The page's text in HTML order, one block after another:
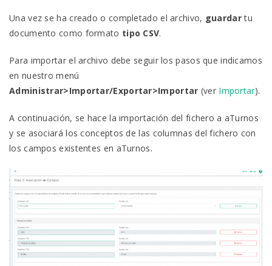
Una vez se ha creado o completado el archivo, guardartu
documento como formato tipo CSV.
Para importar el archivo debe seguir los pasos que indicamos
en nuestro menú
Administrar>Importar/Exportar>Importar (ver Importar).
A continuación, se hace la importación del fichero a aTurnos
y se asociará los conceptos de las columnas del fichero con
los campos existentes en aTurnos.